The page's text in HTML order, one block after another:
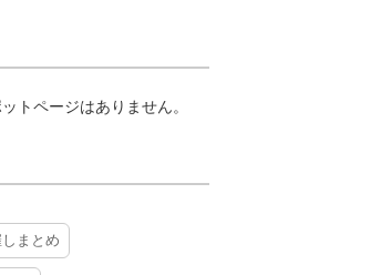
トページはありません。
まとめ